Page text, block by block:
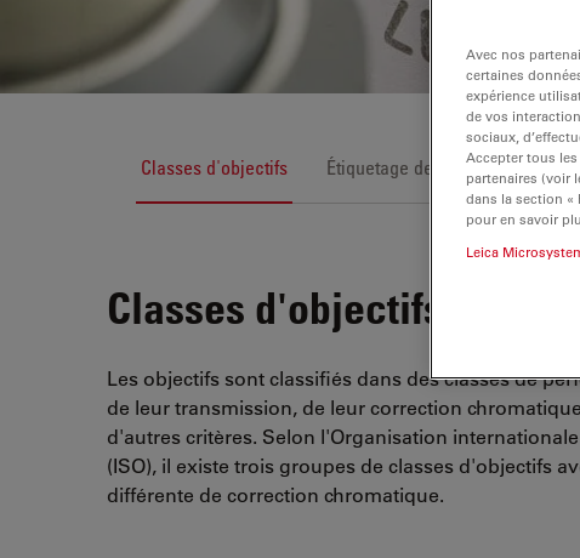
Classes d'objectifs Étiquetage des objectifs
Classes d'objectifs
Les objectifs sont classifiés dans des classes de
de leur transmission, de leur correction
d'autres critères. Selon l'Organisation
(ISO), il existe trois groupes de classes d'objectifs
différente de correction chromatique.
Avec nos
certaines
expérience
de vos
sociaux,
Accepter tous
partenaires (voir
dans la section «
pour en savoir
Leica